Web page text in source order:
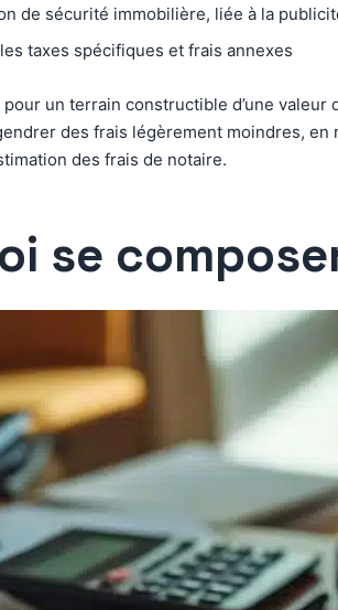
de sécurité immobilière, liée à la
taxes spécifiques et frais annexes
pour un terrain constructible d’une
des frais légèrement moindres,
des frais de notaire.
se